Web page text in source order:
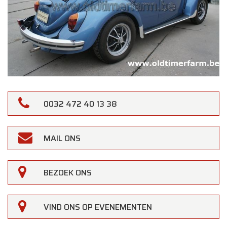
0032 472 40 13 38
MAIL ONS
BEZOEK ONS
VIND ONS OP EVENEMENTEN
×
Oldtimerfarm
Beste klanten,